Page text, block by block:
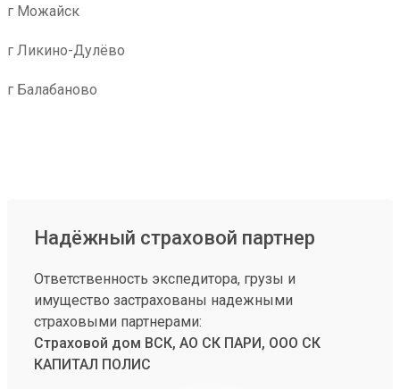
г Можайск
г Ликино-Дулёво
г Балабаново
Надёжный страховой партнер
Ответственность экспедитора, грузы и
имущество застрахованы надежными
страховыми партнерами:
Страховой дом ВСК, АО СК ПАРИ, ООО СК
КАПИТАЛ ПОЛИС